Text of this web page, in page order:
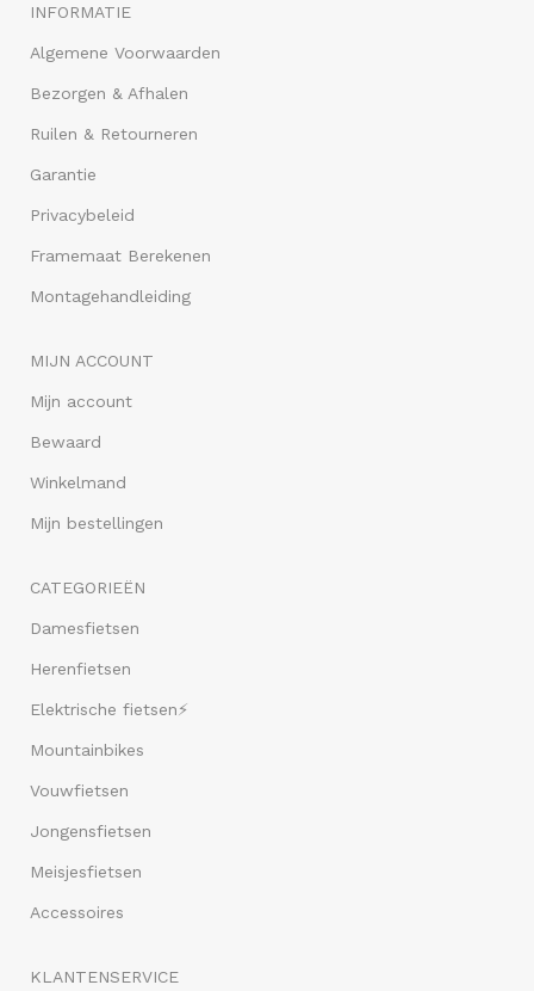
INFORMATIE
Algemene Voorwaarden
Bezorgen & Afhalen
Ruilen & Retourneren
Garantie
Privacybeleid
Framemaat Berekenen
Montagehandleiding
MIJN ACCOUNT
Mijn account
Bewaard
Winkelmand
Mijn bestellingen
CATEGORIEËN
Damesfietsen
Herenfietsen
Elektrische fietsen⚡
Mountainbikes
Vouwfietsen
Jongensfietsen
Meisjesfietsen
Accessoires
KLANTENSERVICE